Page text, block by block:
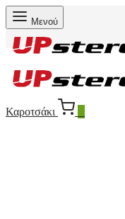
Μενού
Καροτσάκι